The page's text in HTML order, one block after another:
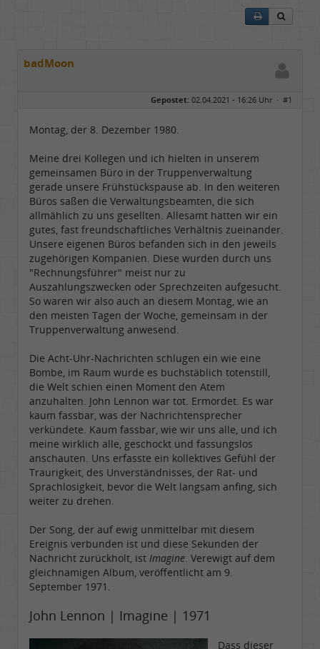
badMoon
Gepostet: 02.04.2021 - 16:26 Uhr · #1
Montag, der 8. Dezember 1980.
Meine drei Kollegen und ich hielten in unserem
gemeinsamen Büro in der Truppenverwaltung
gerade unsere Frühstückspause ab. In den weiteren
Büros saßen die Verwaltungsbeamten, die sich
allmählich zu uns gesellten. Allesamt hatten wir ein
gutes, fast freundschaftliches Verhältnis zueinander.
Unsere eigenen Büros befanden sich in den jeweils
zugehörigen Kompanien. Diese wurden durch uns
"Rechnungsführer" meist nur zu
Auszahlungszwecken oder Sprechzeiten aufgesucht.
So waren wir also auch an diesem Montag, wie an
den meisten Tagen der Woche, gemeinsam in der
Truppenverwaltung anwesend.
Die Acht-Uhr-Nachrichten schlugen ein wie eine
Bombe, im Raum wurde es buchstäblich totenstill,
die Welt schien einen Moment den Atem
anzuhalten. John Lennon war tot. Ermordet. Es war
kaum fassbar, was der Nachrichtensprecher
verkündete. Kaum fassbar, wie wir uns alle, und ich
meine wirklich alle, geschockt und fassungslos
anschauten. Uns erfasste ein kollektives Gefühl der
Traurigkeit, des Unverständnisses, der Rat- und
Sprachlosigkeit, bevor die Welt langsam anfing, sich
weiter zu drehen.
Der Song, der auf ewig unmittelbar mit diesem
Ereignis verbunden ist und diese Sekunden der
Nachricht zurückholt, ist Imagine. Verewigt auf dem
gleichnamigen Album, veröffentlicht am 9.
September 1971.
John Lennon | Imagine | 1971
Dass dieser